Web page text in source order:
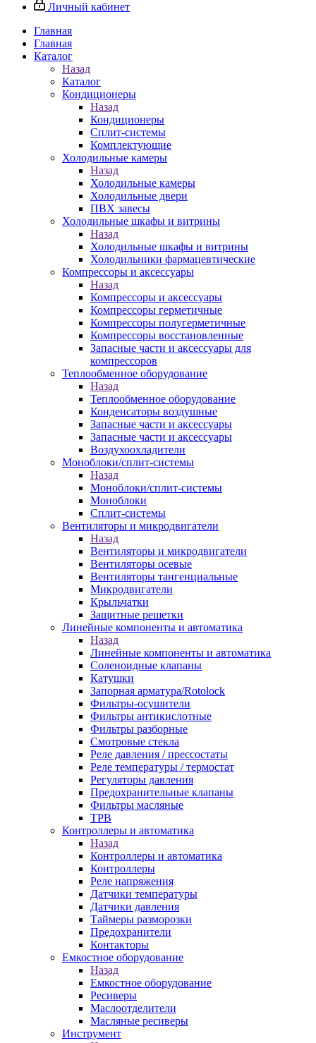
Личный кабинет
Главная
Главная
Каталог
Назад
Каталог
Кондиционеры
Назад
Кондиционеры
Сплит-системы
Комплектующие
Холодильные камеры
Назад
Холодильные камеры
Холодильные двери
ПВХ завесы
Холодильные шкафы и витрины
Назад
Холодильные шкафы и витрины
Холодильники фармацевтические
Компрессоры и аксессуары
Назад
Компрессоры и аксессуары
Компрессоры герметичные
Компрессоры полугерметичные
Компрессоры восстановленные
Запасные части и аксессуары для
компрессоров
Теплообменное оборудование
Назад
Теплообменное оборудование
Конденсаторы воздушные
Запасные части и аксессуары
Запасные части и аксессуары
Воздухоохладители
Моноблоки/сплит-системы
Назад
Моноблоки/сплит-системы
Моноблоки
Сплит-системы
Вентиляторы и микродвигатели
Назад
Вентиляторы и микродвигатели
Вентиляторы осевые
Вентиляторы тангенциальные
Микродвигатели
Крыльчатки
Защитные решетки
Линейные компоненты и автоматика
Назад
Линейные компоненты и автоматика
Соленоидные клапаны
Катушки
Запорная арматура/Rotolock
Фильтры-осушители
Фильтры антикислотные
Фильтры разборные
Смотровые стекла
Реле давления / прессостаты
Реле температуры / термостат
Регуляторы давления
Предохранительные клапаны
Фильтры масляные
ТРВ
Контроллеры и автоматика
Назад
Контроллеры и автоматика
Контроллеры
Реле напряжения
Датчики температуры
Датчики давления
Таймеры разморозки
Предохранители
Контакторы
Емкостное оборудование
Назад
Емкостное оборудование
Ресиверы
Маслоотделители
Масляные ресиверы
Инструмент